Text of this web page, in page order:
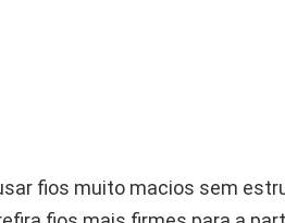
fios muito macios sem